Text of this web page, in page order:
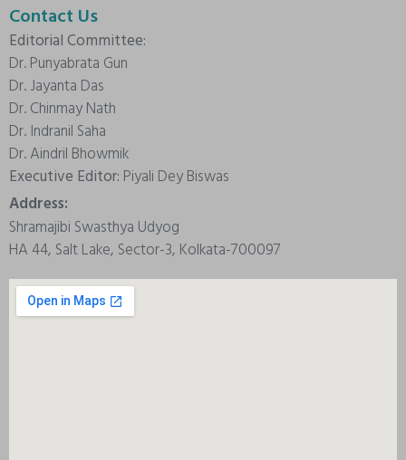
Contact Us
Editorial Committee:
Dr. Punyabrata Gun
Dr. Jayanta Das
Dr. Chinmay Nath
Dr. Indranil Saha
Dr. Aindril Bhowmik
Executive Editor: Piyali Dey Biswas
Address:
Shramajibi Swasthya Udyog
HA 44, Salt Lake, Sector-3, Kolkata-700097